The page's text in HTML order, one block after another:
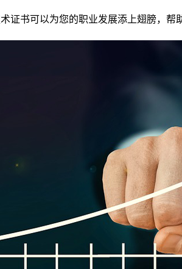
证书可以为您的职业发展添上翅膀，